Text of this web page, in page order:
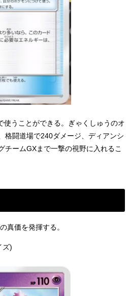
使うことができる。ぎゃくしゅうのオ
格闘道場で240ダメージ、ディアンシ
ームGXまで一撃の視野に入れるこ
真価を発揮する。
ズ)